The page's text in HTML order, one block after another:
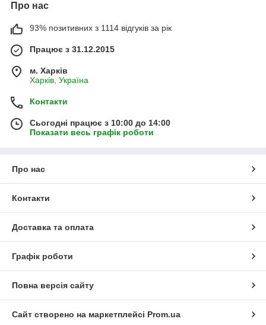
Про нас
93% позитивних з 1114 відгуків за рік
Працює з 31.12.2015
м. Харків
Харків, Україна
Контакти
Сьогодні працює з 10:00 до 14:00
Показати весь графік роботи
Про нас
Контакти
Доставка та оплата
Графік роботи
Повна версія сайту
Сайт створено на маркетплейсі Prom.ua